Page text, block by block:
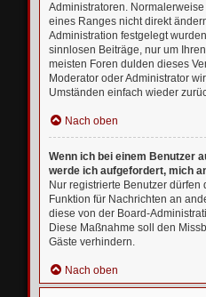
Administratoren.
eines Ranges nicht direkt
Administration festgelegt
sinnlosen Beiträge, nur um
meisten Foren dulden dieses
Moderator oder Administrator
Umständen einfach wieder
Nach oben
Wenn ich bei einem Benutzer
werde ich aufgefordert, mich
Nur registrierte Benutzer
Funktion für Nachrichten an
diese von der Board-
Diese Maßnahme soll den
Gäste verhindern.
Nach oben